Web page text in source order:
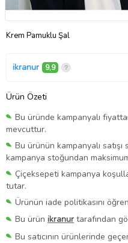
Krem Pamuklu Şal
ikranur 9,9
Ürün Özeti
Bu üründe kampanyalı
mevcuttur.
Bu ürünün kampanyalı satışı
kampanya stoğundan
Çiçeksepeti kampanya
tutar.
Ürünün iade politikasını
Bu ürün ikranur tarafından
Bu satıcının ürünlerinde